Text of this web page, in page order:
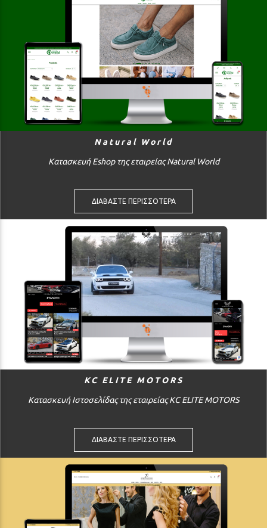
Natural World
Κατασκευή Eshop της εταιρείας Natural World
ΔΙΑΒΑΣΤΕ ΠΕΡΙΣΣΟΤΕΡΑ
KC ELITE MOTORS
Κατασκευή Ιστοσελίδας της εταιρείας KC ELITE MOTORS
ΔΙΑΒΑΣΤΕ ΠΕΡΙΣΣΟΤΕΡΑ